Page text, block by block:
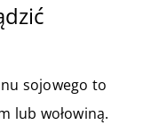
sojowego to
lub wołowiną.